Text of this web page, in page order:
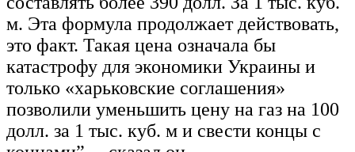
м. Эта формула продолжает действовать,
это факт. Такая цена означала бы
катастрофу для экономики Украины и
только «харьковские соглашения»
позволили уменьшить цену на газ на 100
долл. за 1 тыс. куб. м и свести концы с